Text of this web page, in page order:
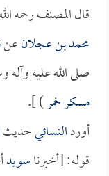
قال المصنف رحمه
محمد بن عجلانعن
صلى الله عليه
مسكر خمر) ].
أوردالنسائيحديث
قوله: [أخبرناسويد